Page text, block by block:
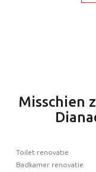
Misschien
Toilet renovatie
Badkamer renovatie